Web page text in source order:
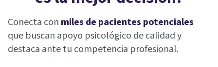
Conecta con miles de pacientes potenciales
que buscan apoyo psicológico de calidad y
destaca ante tu competencia profesional.